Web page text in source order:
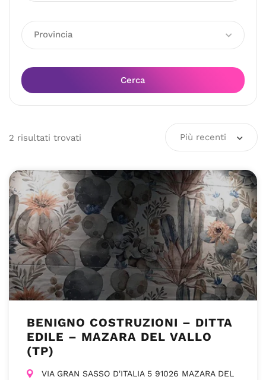
Provincia
Cerca
2 risultati trovati Più recenti
BENIGNO COSTRUZIONI – DITTA
EDILE – MAZARA DEL VALLO
(TP)
VIA GRAN SASSO D'ITALIA 5 91026 MAZARA DEL